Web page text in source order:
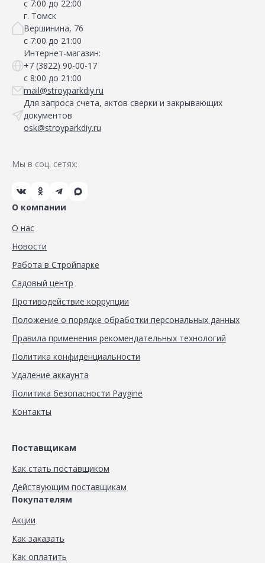
с 7:00 до 22:00
г. Томск
Вершинина, 76
с 7:00 до 21:00
Интернет-магазин:
+7 (3822) 90-00-17
с 8:00 до 21:00
mail@stroyparkdiy.ru
Для запроса счета, актов сверки и закрывающих
документов
osk@stroyparkdiy.ru
Мы в соц. сетях:
О компании
О нас
Новости
Работа в Стройпарке
Садовый центр
Противодействие коррупции
Положение о порядке обработки персональных данных
Правила применения рекомендательных технологий
Политика конфиденциальности
Удаление аккаунта
Политика безопасности Paygine
Контакты
Поставщикам
Как стать поставщиком
Действующим поставщикам
Покупателям
Акции
Как заказать
Как оплатить